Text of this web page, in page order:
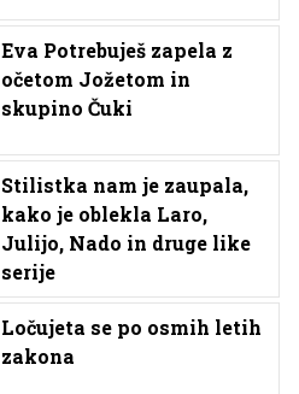
Eva Potrebuješ zapela z
očetom Jožetom in
skupino Čuki
Stilistka nam je zaupala,
kako je oblekla Laro,
Julijo, Nado in druge like
serije
Ločujeta se po osmih letih
zakona